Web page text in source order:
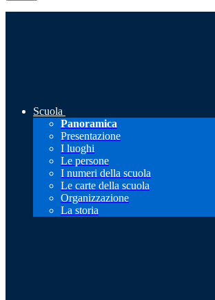
Scuola
Panoramica
Presentazione
I luoghi
Le persone
I numeri della scuola
Le carte della scuola
Organizzazione
La storia